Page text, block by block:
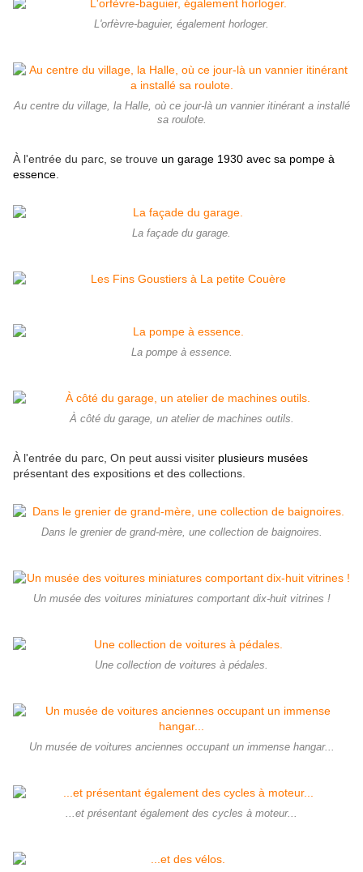
L'orfèvre-baguier, également horloger.
Au centre du village, la Halle, où ce jour-là un vannier itinérant a installé
sa roulote.
À l'entrée du parc, se trouve un garage 1930 avec sa pompe à
essence
La façade du garage.
La pompe à essence.
À côté du garage, un atelier de machines outils.
À l'entrée du parc, On peut aussi visiter plusieurs musées
présentant des expositions et des collections.
Dans le grenier de grand-mère, une collection de baignoires.
Un musée des voitures miniatures comportant dix-huit vitrines !
Une collection de voitures à pédales.
Un musée de voitures anciennes occupant un immense hangar...
...et présentant également des cycles à moteur...